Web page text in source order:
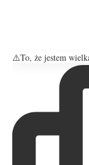
⚠️To, że jestem